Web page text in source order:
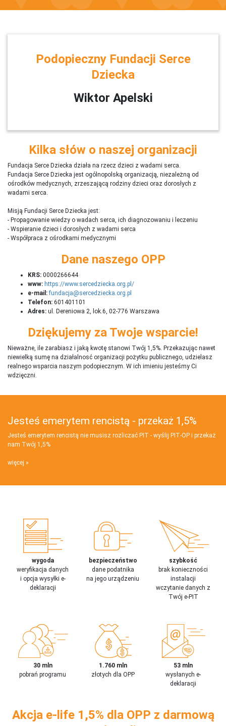
Podopieczny Fundacji Serce
Dziecka
Wiktor Apelski
Kilka słów o naszej organizacji
Fundacja Serce Dziecka działa na rzecz dzieci z wadami serca.
Fundacja Serce Dziecka jest ogólnopolską organizacją, niezależną od
ośrodków medycznych, zrzeszającą rodziny dzieci oraz dorosłych z
wadami serca.
Misją Fundacji Serce Dziecka jest:
- Propagowanie wiedzy o wadach serca, ich diagnozowaniu i leczeniu
- Wspieranie dzieci i dorosłych z wadami serca
- Współpraca z ośrodkami medycznymi
Dane naszego OPP
KRS: 0000266644
www: https://www.sercedziecka.org.pl/
e-mail: fundacja@sercedziecka.org.pl
Telefon: 601401101
Adres: ul. Dereniowa 2, lok.6, 02-776 Warszawa
Dziękujemy za Twoje wsparcie!
Nieważne, ile zarabiasz i jaką kwotę stanowi Twój 1,5%. Przekazując nawet
niewielką sumę na działalnosć organizacji pożytku publicznego, udzielasz
realnego wsparcia naszym podopiecznym. W ich imieniu jesteśmy Ci
wdzięczni.
Jesteś emerytem rencistą - przekaż 1,5%
Jesteś emerytem rencistą nie musisz rozliczać PIT - wyślij PIT‑OP i przekaż
nam Twój 1,5%
więcej
wygoda
weryfikacja danych
i opcja wysyłki e-
deklaracji
bezpieczeństwo
dane podatnika
na jego urządzeniu
szybkość
brak konieczności
instalacji
wczytanie danych z
Twój e-PIT
30 mln
pobrań programu
1.760 mln
złotych dla OPP
53 mln
wysłanych e-
deklaracji
Akcja e-life 1,5% dla OPP z darmową